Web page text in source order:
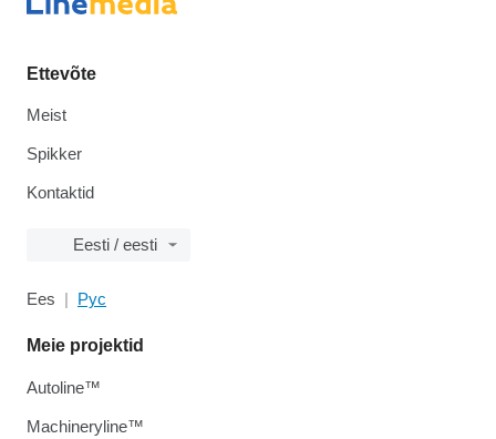
Ettevõte
Meist
Spikker
Kontaktid
Eesti / eesti
Ees Рус
Meie projektid
Autoline™
Machineryline™